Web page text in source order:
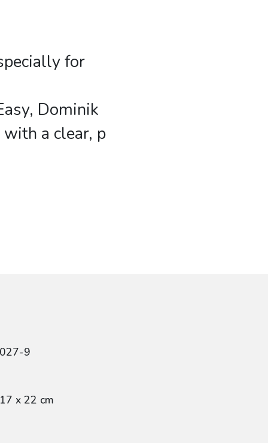
for
Dominik
a clear, p
9
x 22 cm